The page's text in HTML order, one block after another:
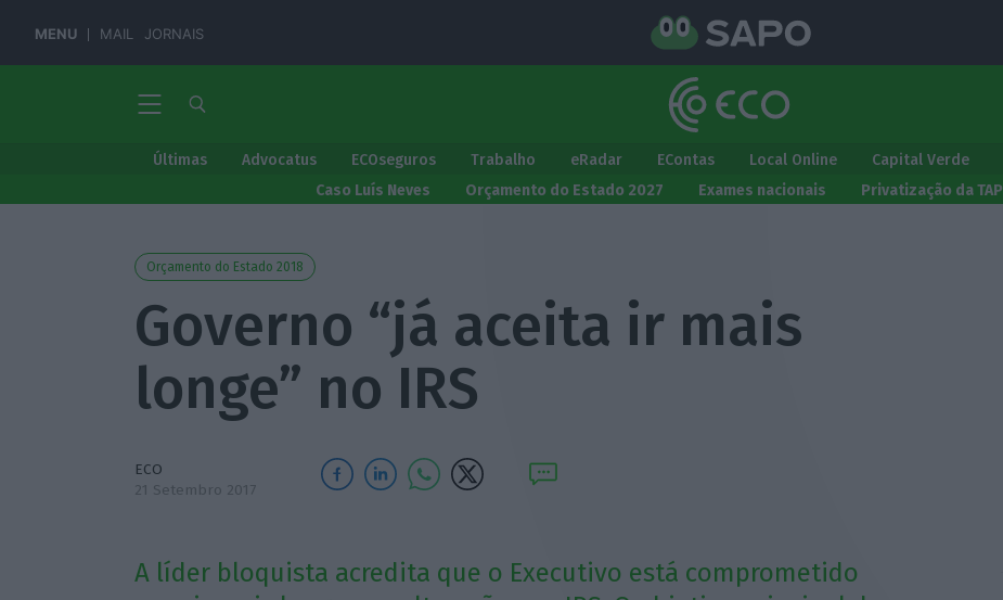
MENU MAIL JORNAIS
Últimas Advocatus ECOseguros Trabalho eRadar EContas Local Online Capital Verde
Caso Luís Neves
Orçamento do Estado 2027 Exames nacionais Privatização da TAP
Orçamento do Estado 2018
Governo “já aceita ir mais
longe” no IRS
ECO
21 Setembro 2017
A líder bloquista acredita que o Executivo está comprometido